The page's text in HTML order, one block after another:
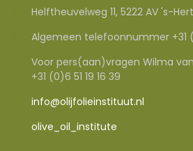
Helftheuvelweg 11, 5222 AV 's-
Algemeen telefoonnummer +31
Voor pers(aan)vragen Wilma
+31 (0)6 51 19 16 39
info@olijfolieinstituut.nl
olive_oil_institute